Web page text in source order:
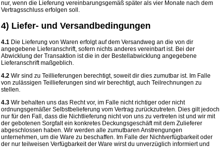
nur, wenn die Lieferung vereinbarungsgemäß später als vier Monate nach dem
Vertragsschluss erfolgen soll.
4) Liefer- und Versandbedingungen
4.1 Die Lieferung von Waren erfolgt auf dem Versandweg an die von dir
angegebene Lieferanschrift, sofern nichts anderes vereinbart ist. Bei der
Abwicklung der Transaktion ist die in der Bestellabwicklung angegebene
Lieferanschrift maßgeblich.
4.2 Wir sind zu Teillieferungen berechtigt, soweit dir dies zumutbar ist. Im Falle
von zulässigen Teillieferungen sind wir berechtigt, auch Teilrechnungen zu
stellen.
4.3 Wir behalten uns das Recht vor, im Falle nicht richtiger oder nicht
ordnungsgemäßer Selbstbelieferung vom Vertrag zurückzutreten. Dies gilt jedoch
nur für den Fall, dass die Nichtlieferung nicht von uns zu vertreten ist und wir mit
der gebotenen Sorgfalt ein konkretes Deckungsgeschäft mit dem Zulieferer
abgeschlossen haben. Wir werden alle zumutbaren Anstrengungen
unternehmen, um die Ware zu beschaffen. Im Falle der Nichtverfügbarkeit oder
der nur teilweisen Verfügbarkeit der Ware wirst du unverzüglich informiert und